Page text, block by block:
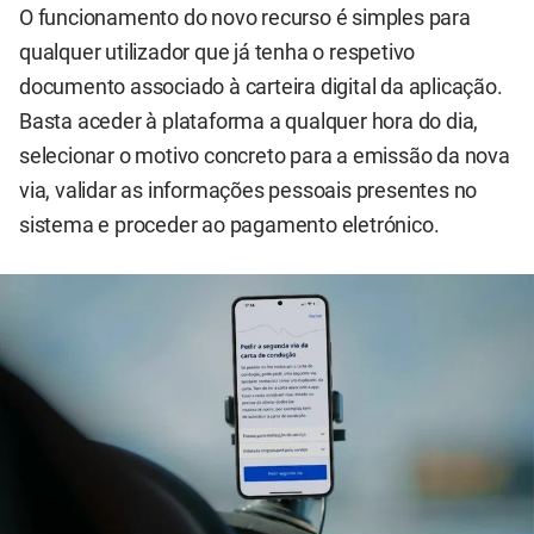
O funcionamento do novo recurso é simples para
qualquer utilizador que já tenha o respetivo
documento associado à carteira digital da aplicação.
Basta aceder à plataforma a qualquer hora do dia,
selecionar o motivo concreto para a emissão da nova
via, validar as informações pessoais presentes no
sistema e proceder ao pagamento eletrónico.